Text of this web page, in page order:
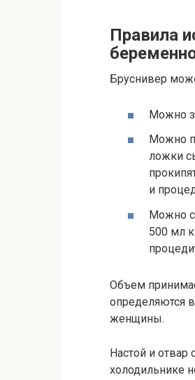
Правила
Бруснивер
Можно
Можно
ложки
и
Можно
500 мл
Объем
определяются
женщины.
Настой и
холодильнике